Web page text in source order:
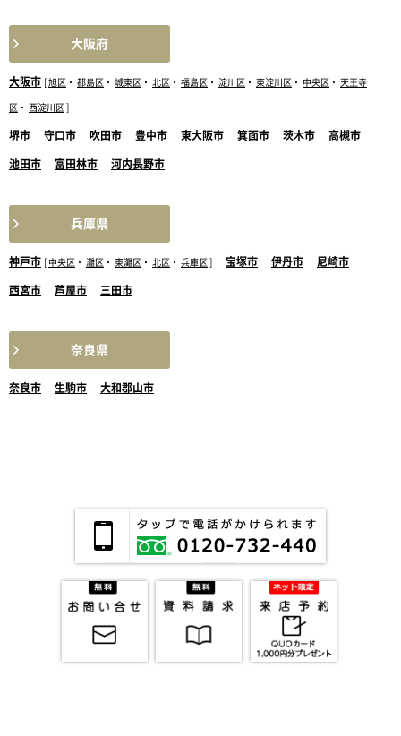
大阪府
大阪市 旭区 ・ 都島区 ・ 城東区 ・ 北区 ・ 福島区 ・ 淀川区 ・ 東淀川区 ・ 中央区 ・ 天王寺
区 ・ 西淀川区
堺市 守口市 吹田市 豊中市 東大阪市 箕面市 茨木市 高槻市
池田市 富田林市 河内長野市
兵庫県
神戸市 中央区 ・ 灘区 ・ 東灘区 ・ 北区 ・ 兵庫区 宝塚市 伊丹市 尼崎市
西宮市 芦屋市 三田市
奈良県
奈良市 生駒市 大和郡山市